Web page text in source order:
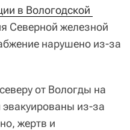
в Вологодской
Северной железной
нарушено из-за
от Вологды на
из-за
жертв и